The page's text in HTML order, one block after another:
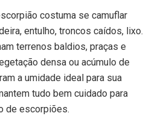
costuma se camuflar
entulho, troncos caídos, lixo.
terrenos baldios, praças e
densa ou acúmulo de
a umidade ideal para sua
tudo bem cuidado para
de escorpiões.